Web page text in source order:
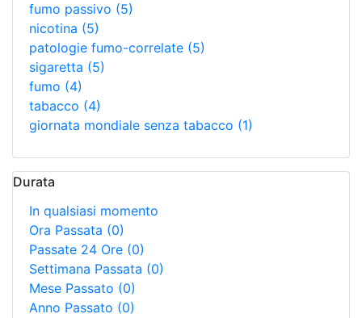
fumo passivo (5)
nicotina (5)
patologie fumo-correlate (5)
sigaretta (5)
fumo (4)
tabacco (4)
giornata mondiale senza tabacco (1)
Durata
In qualsiasi momento
Ora Passata (0)
Passate 24 Ore (0)
Settimana Passata (0)
Mese Passato (0)
Anno Passato (0)